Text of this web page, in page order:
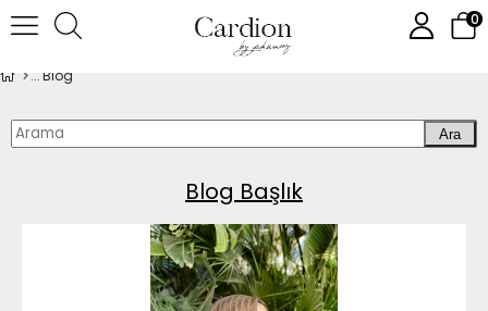
0
Blog
Ara
Blog Başlık